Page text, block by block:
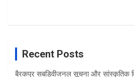
Recent Posts
बैरकपुर सबडिवीजनल सूचना और सांस्कृतिक